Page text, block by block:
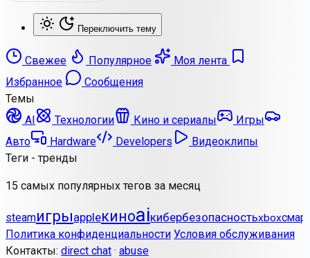
Переключить тему
Свежее Популярное
Моя лента
Избранное
Сообщения
Темы
AI
Технологии Кино и сериалы
Игры
Авто
Hardware Developers
Видеоклипы
Теги - тренды
15 самых популярных тегов за месяц
steamигрыappleкиноaiкибербезопасностьxbox
Политика конфиденциальности Условия обслуживания
Контакты: direct chat · abuse